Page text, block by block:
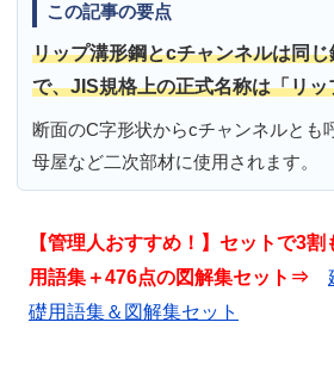
この記事の要点
リップ溝形鋼とcチャンネルは同
で、JIS規格上の正式名称は「リッ
断面のC字形状からcチャンネルとも
母屋など二次部材に使用されます。
【管理人おすすめ！】セットで3
用語集＋476点の図解集セット⇒
礎用語集＆図解集セット